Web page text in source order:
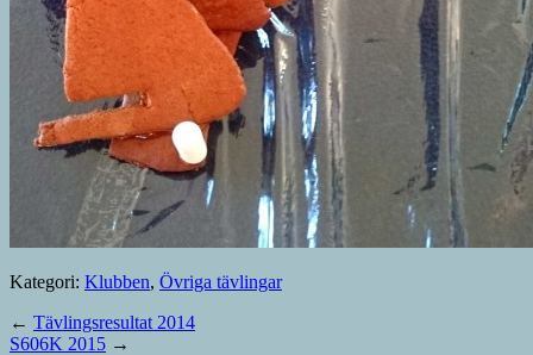
Kategori: Klubben, Övriga tävlingar
← Tävlingsresultat 2014
S606K 2015 →